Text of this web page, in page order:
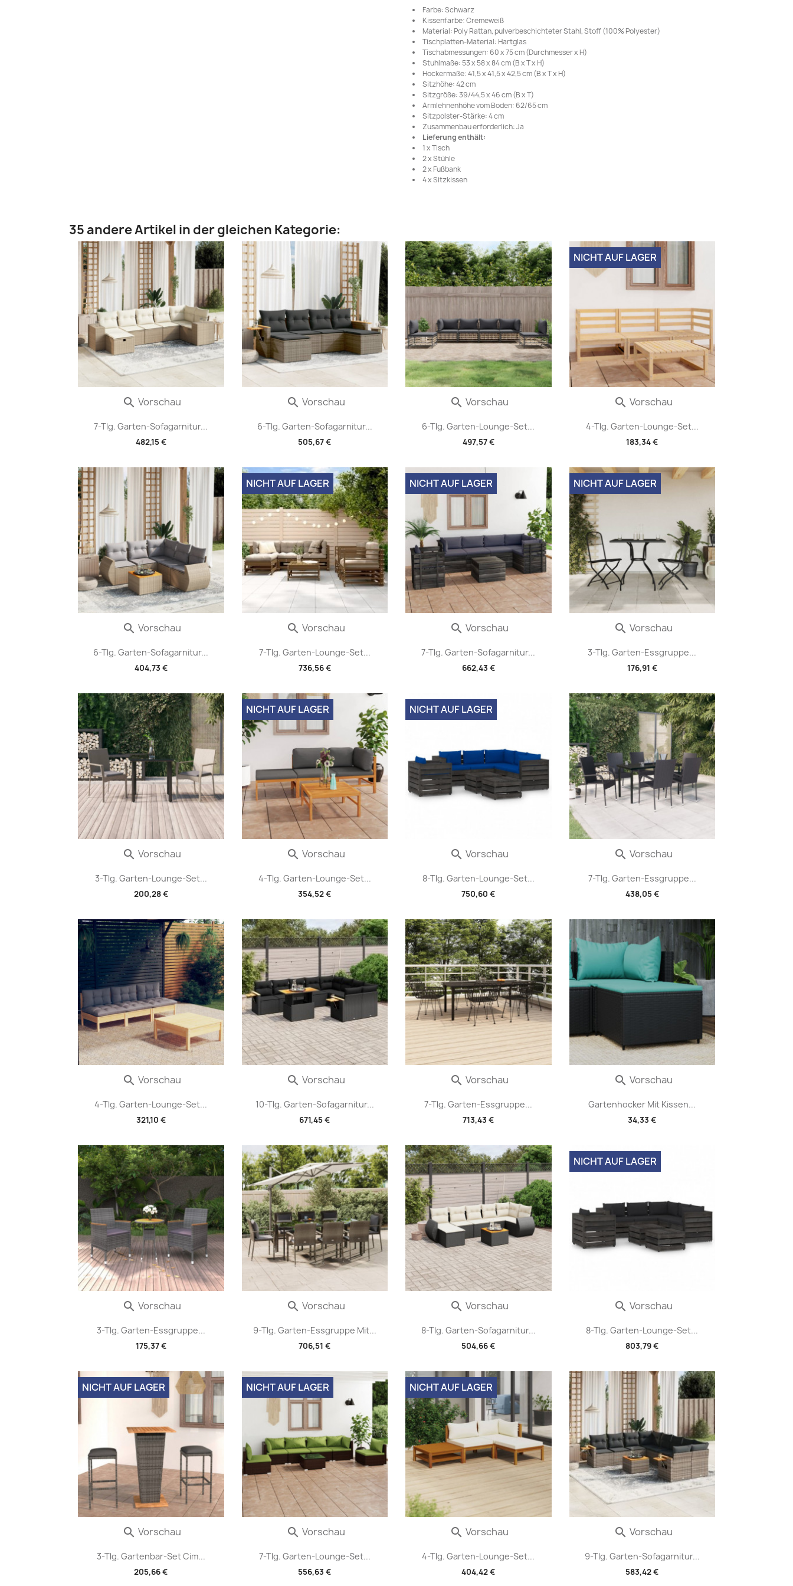
Farbe: Schwarz
Kissenfarbe: Cremeweiß
Material: Poly Rattan, pulverbeschichteter Stahl, Stoff (100% Polyester)
Tischplatten-Material: Hartglas
Tischabmessungen: 60 x 75 cm (Durchmesser x H)
Stuhlmaße: 53 x 58 x 84 cm (B x T x H)
Hockermaße: 41,5 x 41,5 x 42,5 cm (B x T x H)
Sitzhöhe: 42 cm
Sitzgröße: 39/44,5 x 46 cm (B x T)
Armlehnenhöhe vom Boden: 62/65 cm
Sitzpolster-Stärke: 4 cm
Zusammenbau erforderlich: Ja
Lieferung enthält:
1 x Tisch
2 x Stühle
2 x Fußbank
4 x Sitzkissen
35 andere Artikel in der gleichen Kategorie:
7-Tlg. Garten-Sofagarnitur...
482,15 €
 Vorschau
6-Tlg. Garten-Sofagarnitur...
505,67 €
 Vorschau
6-Tlg. Garten-Lounge-Set...
497,57 €
 Vorschau
4-Tlg. Garten-Lounge-Set...
183,34 €
NICHT AUF LAGER
 Vorschau
6-Tlg. Garten-Sofagarnitur...
404,73 €
 Vorschau
7-Tlg. Garten-Lounge-Set...
736,56 €
NICHT AUF LAGER
 Vorschau
7-Tlg. Garten-Sofagarnitur...
662,43 €
NICHT AUF LAGER
 Vorschau
3-Tlg. Garten-Essgruppe...
176,91 €
NICHT AUF LAGER
 Vorschau
3-Tlg. Garten-Lounge-Set...
200,28 €
 Vorschau
4-Tlg. Garten-Lounge-Set...
354,52 €
NICHT AUF LAGER
 Vorschau
8-Tlg. Garten-Lounge-Set...
750,60 €
NICHT AUF LAGER
 Vorschau
7-Tlg. Garten-Essgruppe...
438,05 €
 Vorschau
4-Tlg. Garten-Lounge-Set...
321,10 €
 Vorschau
10-Tlg. Garten-Sofagarnitur...
671,45 €
 Vorschau
7-Tlg. Garten-Essgruppe...
713,43 €
 Vorschau
Gartenhocker Mit Kissen...
34,33 €
 Vorschau
3-Tlg. Garten-Essgruppe...
175,37 €
 Vorschau
9-Tlg. Garten-Essgruppe Mit...
706,51 €
 Vorschau
8-Tlg. Garten-Sofagarnitur...
504,66 €
 Vorschau
8-Tlg. Garten-Lounge-Set...
803,79 €
NICHT AUF LAGER
 Vorschau
3-Tlg. Gartenbar-Set Cim...
205,66 €
NICHT AUF LAGER
 Vorschau
7-Tlg. Garten-Lounge-Set...
556,63 €
NICHT AUF LAGER
 Vorschau
4-Tlg. Garten-Lounge-Set...
404,42 €
NICHT AUF LAGER
 Vorschau
9-Tlg. Garten-Sofagarnitur...
583,42 €
 Vorschau